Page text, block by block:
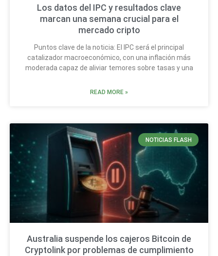
Los datos del IPC y resultados clave
marcan una semana crucial para el
mercado cripto
Puntos clave de la noticia: El IPC será el principal
catalizador macroeconómico, con una inflación más
moderada capaz de aliviar temores sobre tasas y una
READ MORE »
NOTICIAS FLASH
Australia suspende los cajeros Bitcoin de
Cryptolink por problemas de cumplimiento